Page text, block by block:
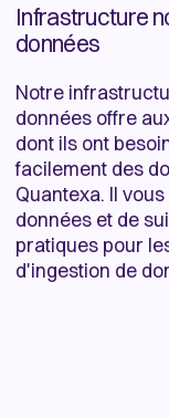
Infrastructure
données
Notre
données offre
dont ils ont
facilement des
Quantexa. Il
données et de
pratiques pour
d'ingestion de